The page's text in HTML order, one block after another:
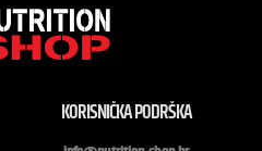
KORISNIČKA PODRŠKA